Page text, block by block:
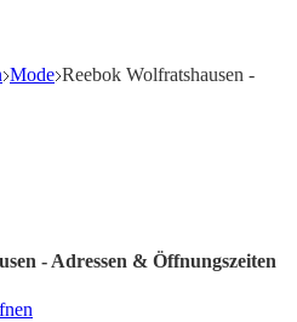
Mode Reebok Wolfratshausen -
- Adressen & Öffnungszeiten